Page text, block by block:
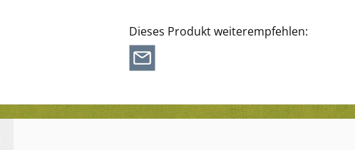
Dieses Produkt weiterempfehlen: